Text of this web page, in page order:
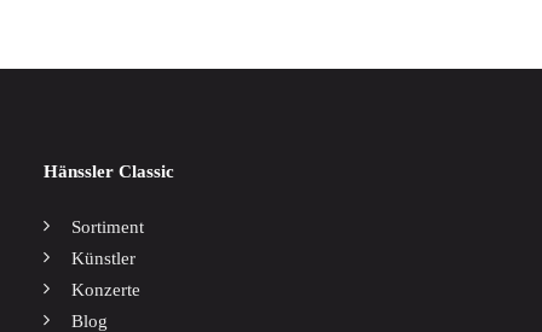
Hänssler Classic
Sortiment
Künstler
Konzerte
Blog